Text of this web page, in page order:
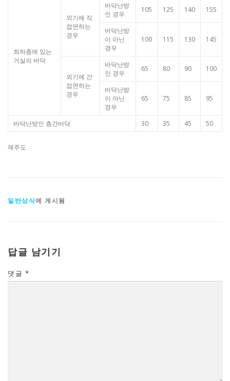
최하층에 있는
거실의 바닥
외기에 직
접면하는
경우
바닥난방
인 경우
105 125 140 155
바닥난방
이 아닌
경우
100 115 130 145
외기에 간
접면하는
경우
바닥난방
인 경우
65 80 90 100
바닥난방
이 아닌
경우
65 75 85 95
바닥난방인 층간바닥 30 35 45 50
제주도
일반상식에 게시됨
답글 남기기
댓글 *